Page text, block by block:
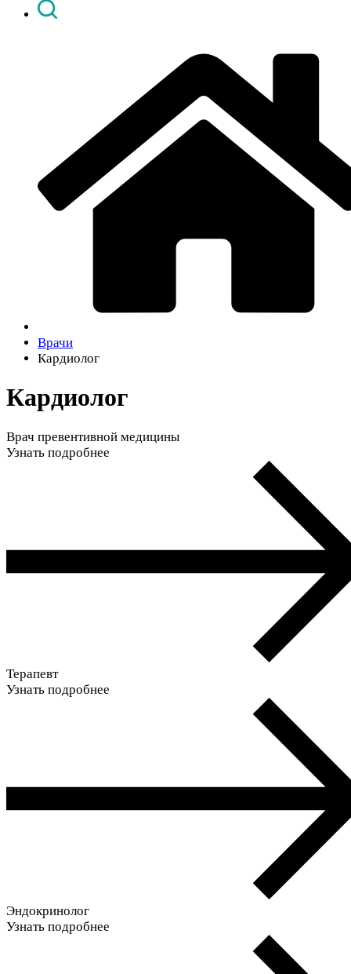
Врачи
Кардиолог
Кардиолог
Врач превентивной медицины
Узнать подробнее
Терапевт
Узнать подробнее
Эндокринолог
Узнать подробнее